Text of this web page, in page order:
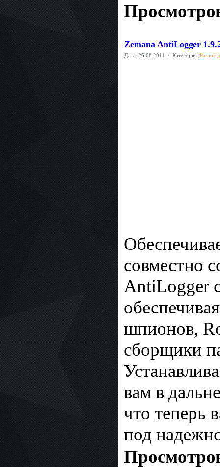
Zemana AntiLogger
Дата: 26.08.2011 / Категория: Разное
совместно
AntiLogger
шпионов,
сборщики
вам в
что теперь
под